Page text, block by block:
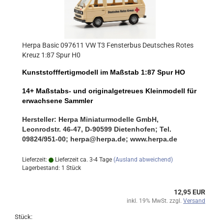
Herpa Basic 097611 VW T3 Fensterbus Deutsches Rotes
Kreuz 1:87 Spur H0
Kunststofffertigmodell im Maßstab 1:87 Spur HO
14+ Maßstabs- und originalgetreues Kleinmodell für
erwachsene Sammler
Hersteller: Herpa Miniaturmodelle GmbH,
Leonrodstr. 46-47, D-90599 Dietenhofen; Tel.
09824/951-00; herpa@herpa.de; www.herpa.de
Lieferzeit: Lieferzeit ca. 3-4 Tage (Ausland abweichend)
Lagerbestand: 1 Stück
12,95 EUR
inkl. 19% MwSt. zzgl. Versand
Stück: